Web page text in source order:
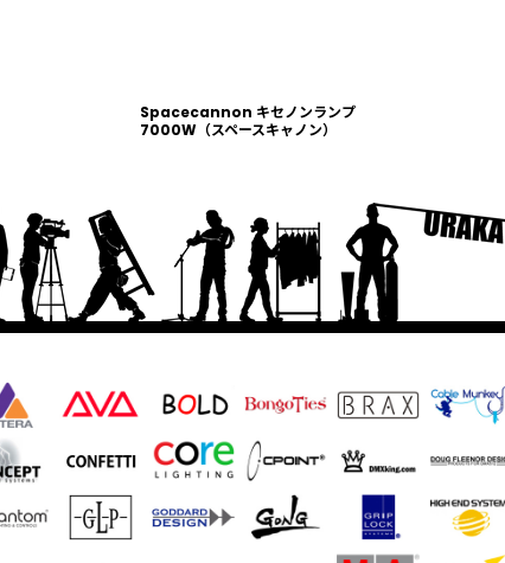
絞り込む
Spacecannon キセノンランプ
7000W（スペースキャノン）